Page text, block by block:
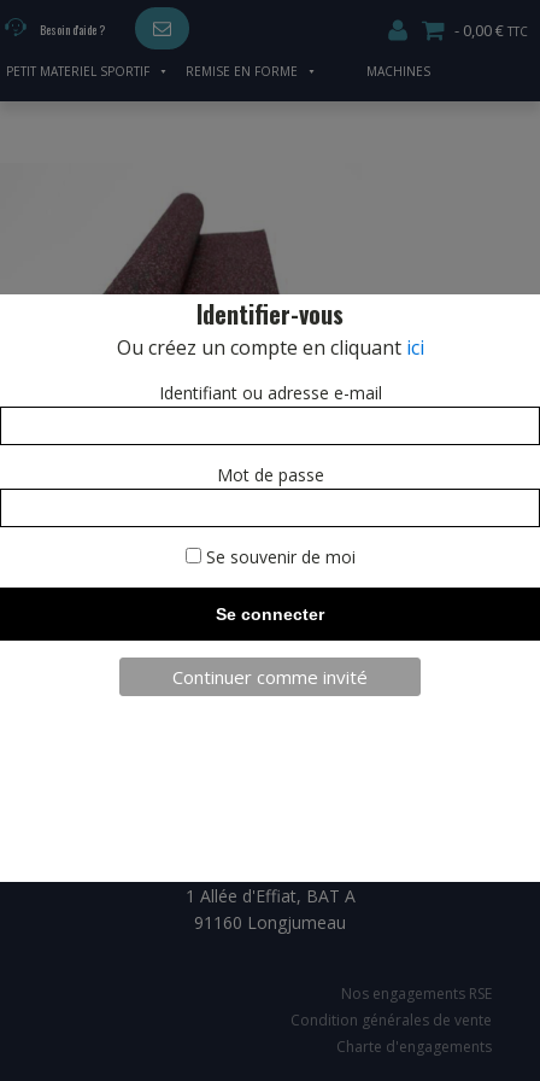
Besoin d'aide ? 0,00 €
PETIT MATERIEL SPORTIF REMISE EN FORME MACHINES
1 Allée d'Effiat, BAT A
91160 Longjumeau
Nos engagements RSE
Condition générales de vente
Charte d'engagements
Identifier-vous
Ou créez un compte en cliquant ici
Identifiant ou adresse e-mail
Mot de passe
Se souvenir de moi
Continuer comme invité